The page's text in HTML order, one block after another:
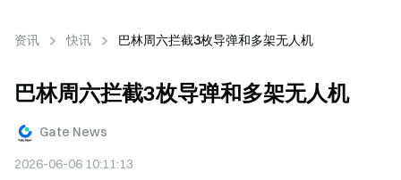
资讯 快讯 巴林周六拦截3枚导弹和多架无人机
巴林周六拦截3枚导弹和多架无人机
Gate News
2026-06-06 10:11:13